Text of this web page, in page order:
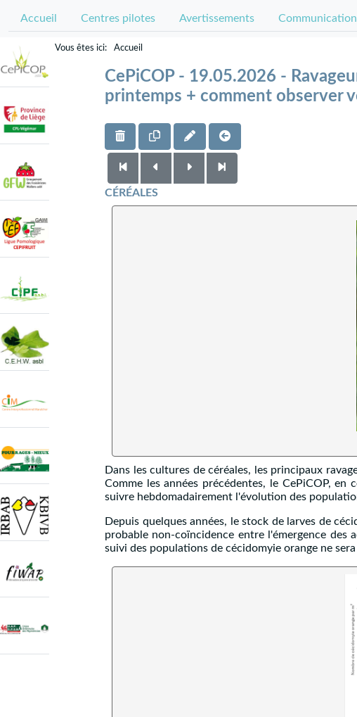
Accueil Centres pilotes Avertissements
Accueil
CePiCOP - 19.05.2026 -
printemps + comment observer
CÉRÉALES
Dans les cultures de céréales, les principaux
Comme les années précédentes, le CePiCOP,
suivre hebdomadairement l'évolution des
Depuis quelques années, le stock de larves de
probable non-coïncidence entre l'émergence des
suivi des populations de cécidomyie orange ne